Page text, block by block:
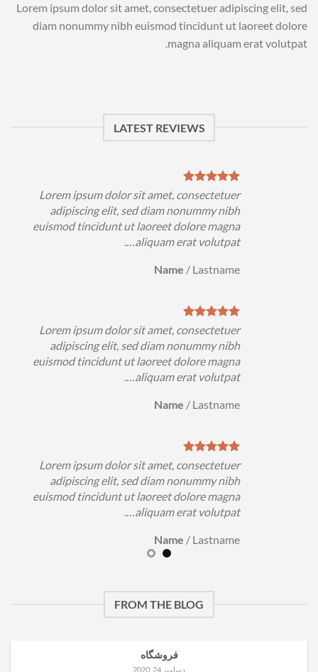
Lorem ipsum dolor sit amet, consectetuer adipiscing elit, sed
diam nonummy nibh euismod tincidunt ut laoreet dolore
magna aliquam erat volutpat.
LATEST REVIEWS
Lorem ipsum dolor sit amet, consectetuer
adipiscing elit, sed diam nonummy nibh
euismod tincidunt ut laoreet dolore magna
aliquam erat volutpat….
Name / Lastname
Lorem ipsum dolor sit amet, consectetuer
adipiscing elit, sed diam nonummy nibh
euismod tincidunt ut laoreet dolore magna
aliquam erat volutpat….
Name / Lastname
Lorem ipsum dolor sit amet, consectetuer
adipiscing elit, sed diam nonummy nibh
euismod tincidunt ut laoreet dolore magna
aliquam erat volutpat….
Name / Lastname
FROM THE BLOG
فروشگاه
دسامبر 24, 2020